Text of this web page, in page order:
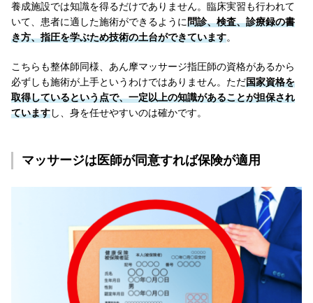
養成施設では知識を得るだけでありません。臨床実習も行われて
いて、患者に適した施術ができるように問診、検査、診療録の書
き方、指圧を学ぶため技術の土台ができています。
こちらも整体師同様、あん摩マッサージ指圧師の資格があるから
必ずしも施術が上手というわけではありません。ただ国家資格を
取得しているという点で、一定以上の知識があることが担保され
ていますし、身を任せやすいのは確かです。
マッサージは医師が同意すれば保険が適用